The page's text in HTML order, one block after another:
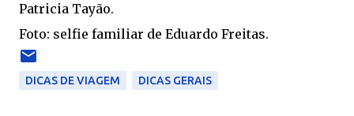
Patricia Tayão.
Foto: selfie familiar de Eduardo Freitas.
DICAS DE VIAGEM DICAS GERAIS